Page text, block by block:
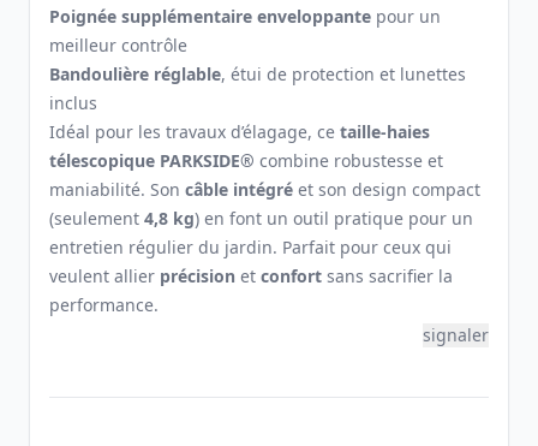
Poignée supplémentaire enveloppante pour un
meilleur contrôle
Bandoulière réglable, étui de protection et lunettes
inclus
Idéal pour les travaux d’élagage, ce taille-haies
télescopique PARKSIDE® combine robustesse et
maniabilité. Son câble intégré et son design compact
(seulement 4,8 kg) en font un outil pratique pour un
entretien régulier du jardin. Parfait pour ceux qui
veulent allier précision et confort sans sacrifier la
performance.
signaler